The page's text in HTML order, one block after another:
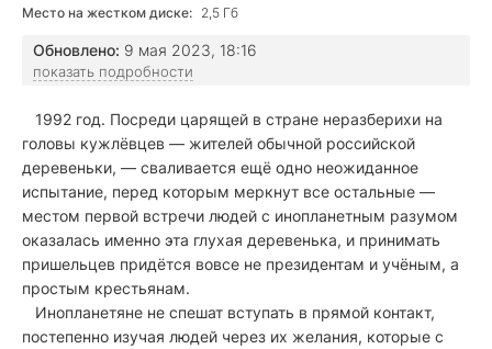
Место на жестком диске: 2,5 Гб
Обновлено: 9 мая 2023, 18:16
показать подробности
1992 год. Посреди царящей в стране неразберихи на
головы кужлёвцев — жителей обычной российской
деревеньки, — сваливается ещё одно неожиданное
испытание, перед которым меркнут все остальные —
местом первой встречи людей с инопланетным разумом
оказалась именно эта глухая деревенька, и принимать
пришельцев придётся вовсе не президентам и учёным, а
простым крестьянам.
Инопланетяне не спешат вступать в прямой контакт,
постепенно изучая людей через их желания, которые с